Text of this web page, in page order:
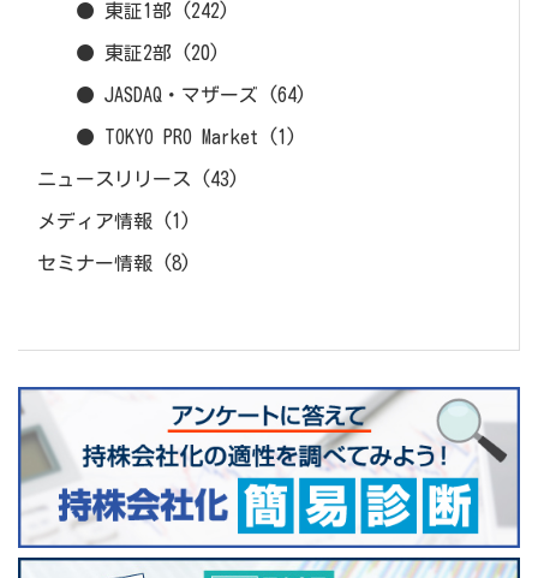
● 東証1部 (242)
● 東証2部 (20)
● JASDAQ・マザーズ (64)
● TOKYO PRO Market (1)
ニュースリリース (43)
メディア情報 (1)
セミナー情報 (8)